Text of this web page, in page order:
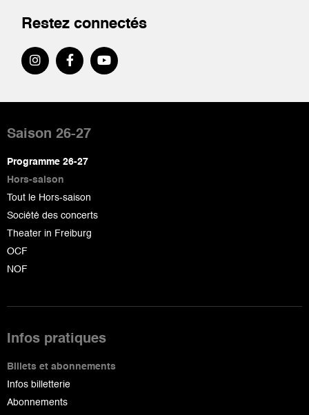
Restez connectés
de
page
Saison 26-27
Programme 26-27
Hors-saison
Tout le Hors-saison
Société des concerts
Theater in Freiburg
OCF
NOF
Infos pratiques
Billets et abonnements
Infos billetterie
Abonnements